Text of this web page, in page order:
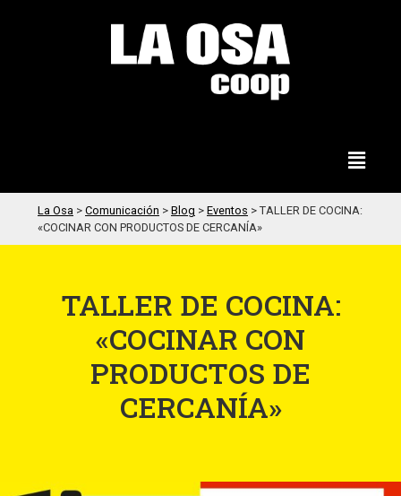
La Osa > Comunicación > Blog > Eventos > TALLER DE COCINA:
«COCINAR CON PRODUCTOS DE CERCANÍA»
TALLER DE COCINA:
«COCINAR CON
PRODUCTOS DE
CERCANÍA»